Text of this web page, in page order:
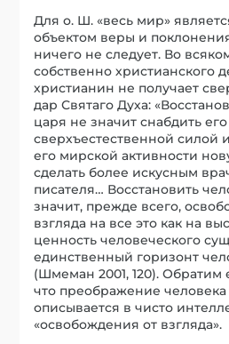
Для о. Ш. «весь мир»
объектом веры и
ничего не следует. Во
собственно христианского
христианин не получает
дар Святаго Духа:
царя не значит снабдить
сверхъестественной силой
его мирской активности
сделать более искусным
писателя… Восстановить
значит, прежде всего,
взгляда на все это как на
ценность человеческого
единственный горизонт
(Шмеман 2001, 120).
что преображение
описывается в чисто
«освобождения от взгляда».